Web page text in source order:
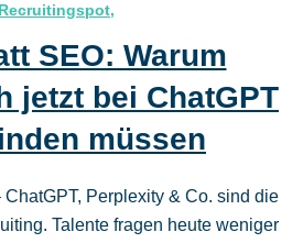
Recruitingspot,
SEO: Warum
jetzt bei ChatGPT
müssen
Perplexity & Co. sind die
Talente fragen heute weniger